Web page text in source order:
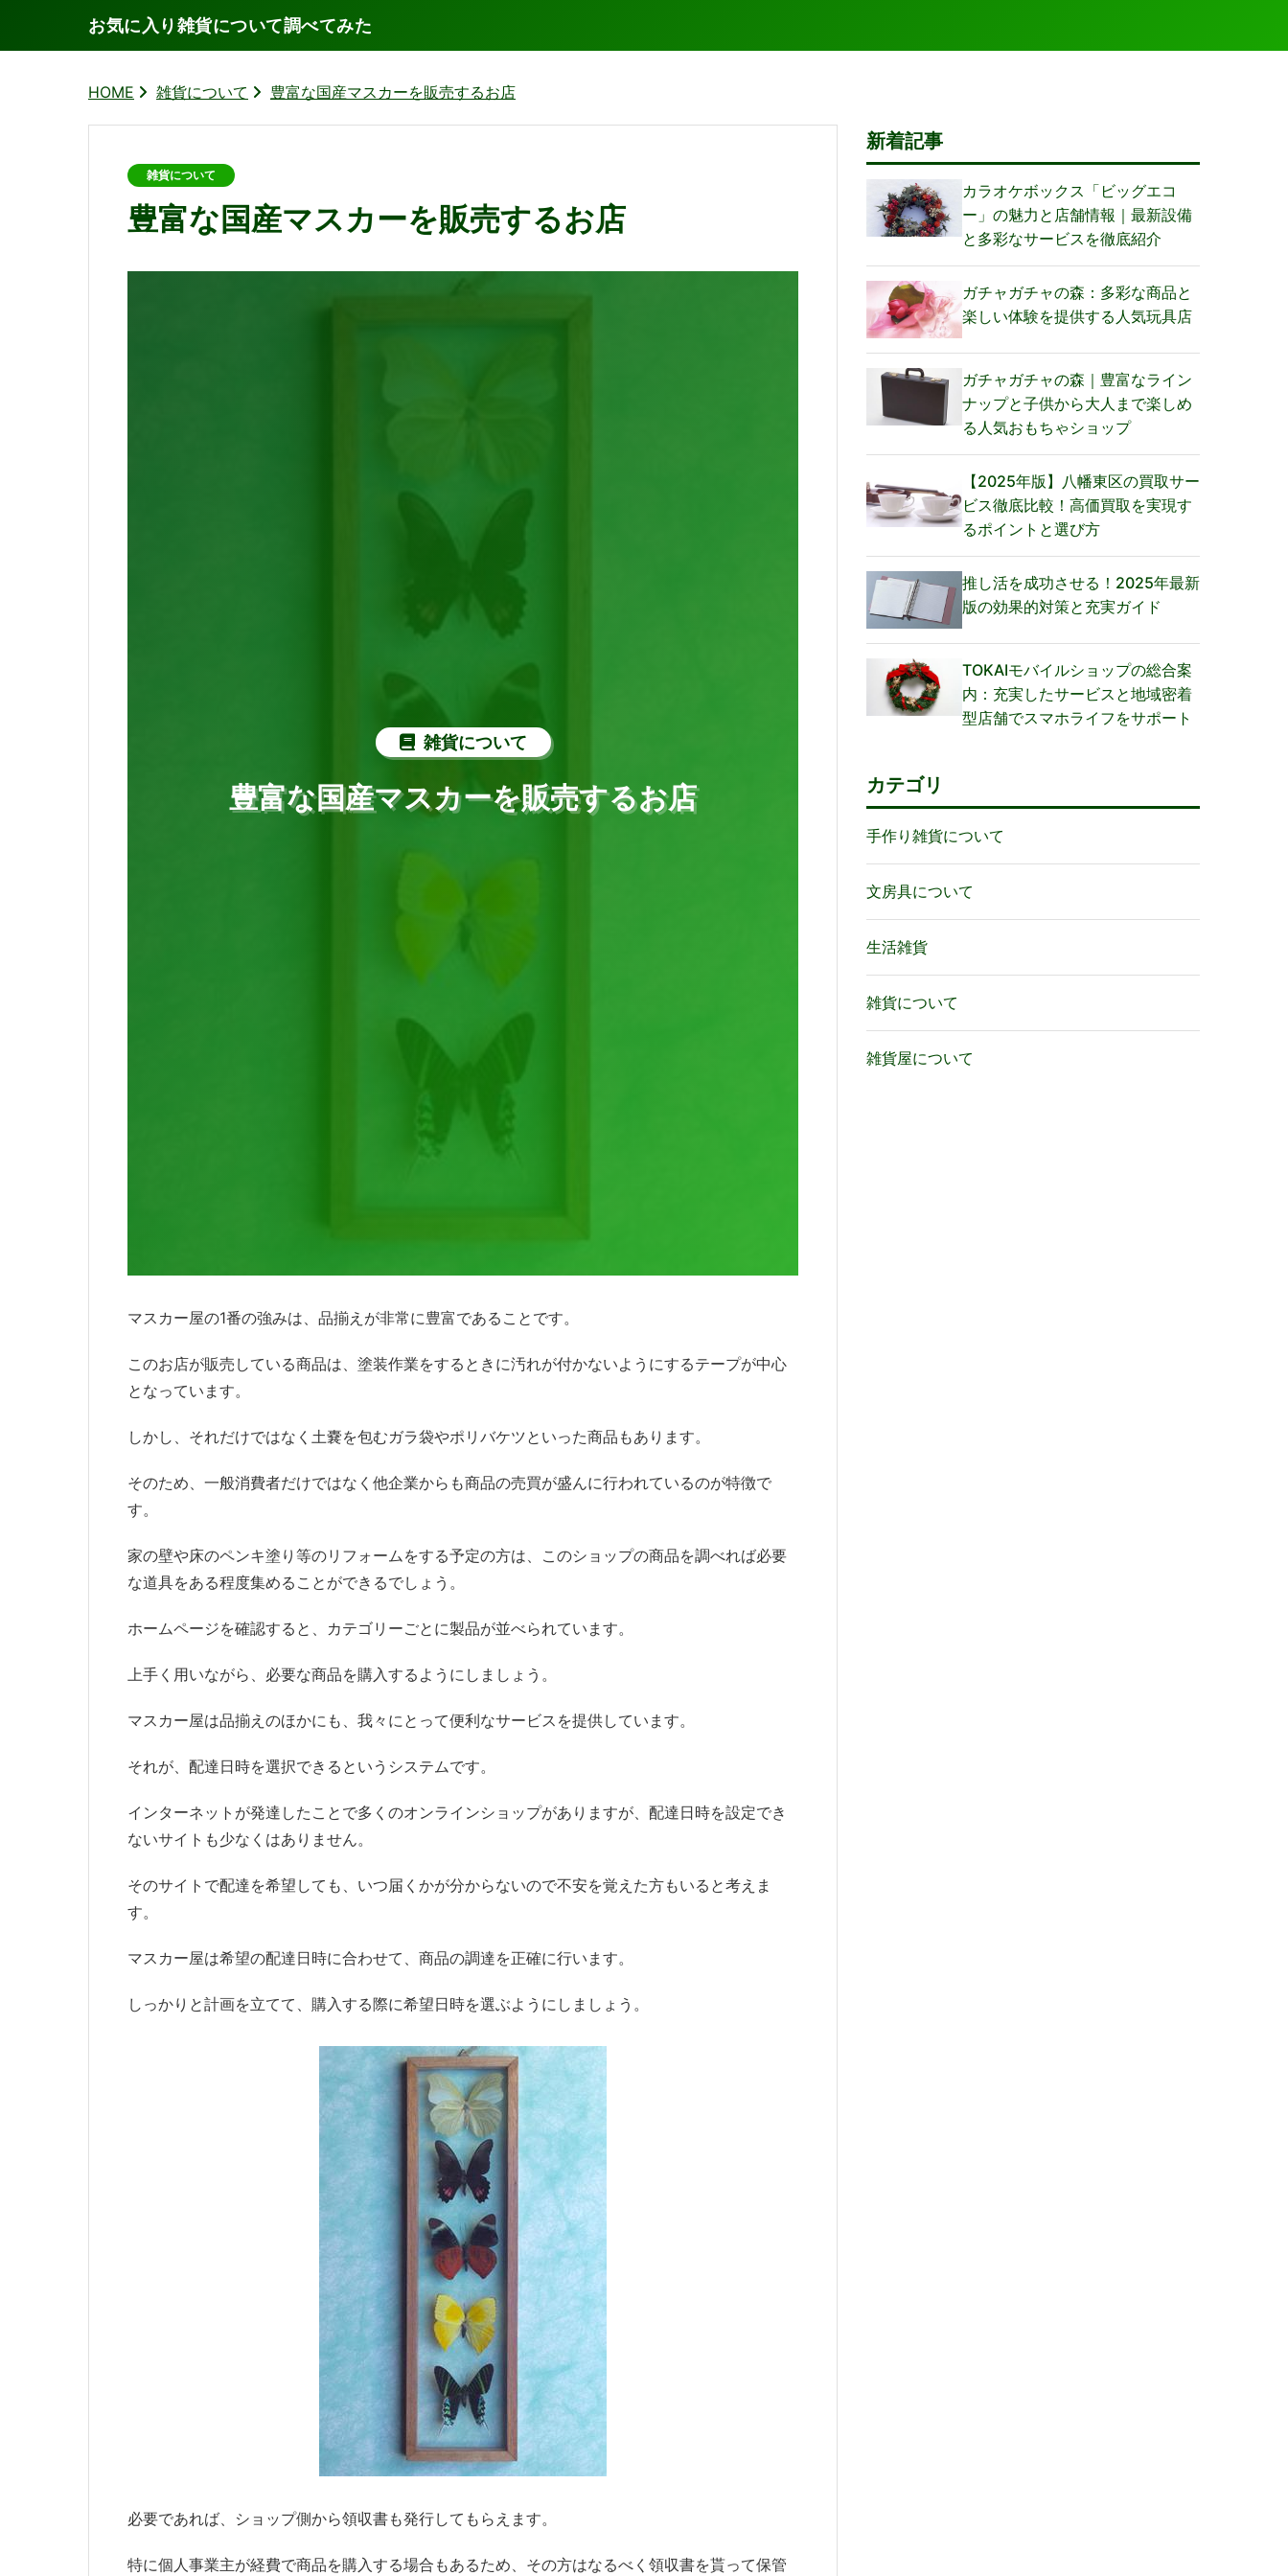
お気に入り雑貨について調べてみた
HOME 雑貨について 豊富な国産マスカーを販売するお店
雑貨について
豊富な国産マスカーを販売するお店
雑貨について
豊富な国産マスカーを販売するお店
マスカー屋の1番の強みは、品揃えが非常に豊富であることです。
このお店が販売している商品は、塗装作業をするときに汚れが付かないようにするテープが中心
となっています。
しかし、それだけではなく土嚢を包むガラ袋やポリバケツといった商品もあります。
そのため、一般消費者だけではなく他企業からも商品の売買が盛んに行われているのが特徴で
す。
家の壁や床のペンキ塗り等のリフォームをする予定の方は、このショップの商品を調べれば必要
な道具をある程度集めることができるでしょう。
ホームページを確認すると、カテゴリーごとに製品が並べられています。
上手く用いながら、必要な商品を購入するようにしましょう。
マスカー屋は品揃えのほかにも、我々にとって便利なサービスを提供しています。
それが、配達日時を選択できるというシステムです。
インターネットが発達したことで多くのオンラインショップがありますが、配達日時を設定でき
ないサイトも少なくはありません。
そのサイトで配達を希望しても、いつ届くかが分からないので不安を覚えた方もいると考えま
す。
マスカー屋は希望の配達日時に合わせて、商品の調達を正確に行います。
しっかりと計画を立てて、購入する際に希望日時を選ぶようにしましょう。
必要であれば、ショップ側から領収書も発行してもらえます。
特に個人事業主が経費で商品を購入する場合もあるため、その方はなるべく領収書を貰って保管
新着記事
カラオケボックス「ビッグエコ
ー」の魅力と店舗情報｜最新設備
と多彩なサービスを徹底紹介
ガチャガチャの森：多彩な商品と
楽しい体験を提供する人気玩具店
ガチャガチャの森｜豊富なライン
ナップと子供から大人まで楽しめ
る人気おもちゃショップ
【2025年版】八幡東区の買取サー
ビス徹底比較！高価買取を実現す
るポイントと選び方
推し活を成功させる！2025年最新
版の効果的対策と充実ガイド
TOKAIモバイルショップの総合案
内：充実したサービスと地域密着
型店舗でスマホライフをサポート
カテゴリ
手作り雑貨について
文房具について
生活雑貨
雑貨について
雑貨屋について